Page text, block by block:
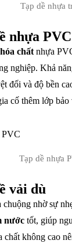
Tạp dề nhựa
nhựa PVC
chất nhựa
nghiệp. Khả
đối và độ bền
cố thêm lớp
Tạp dề nhựa
vải dù
nhờ sự
nước tốt, giúp
chất không cao